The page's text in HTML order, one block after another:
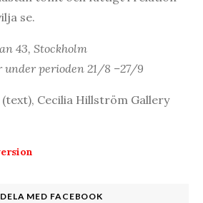
se.
43, Stockholm
perioden 21/8 –27/9
Cecilia Hillström Gallery
DELA MED FACEBOOK